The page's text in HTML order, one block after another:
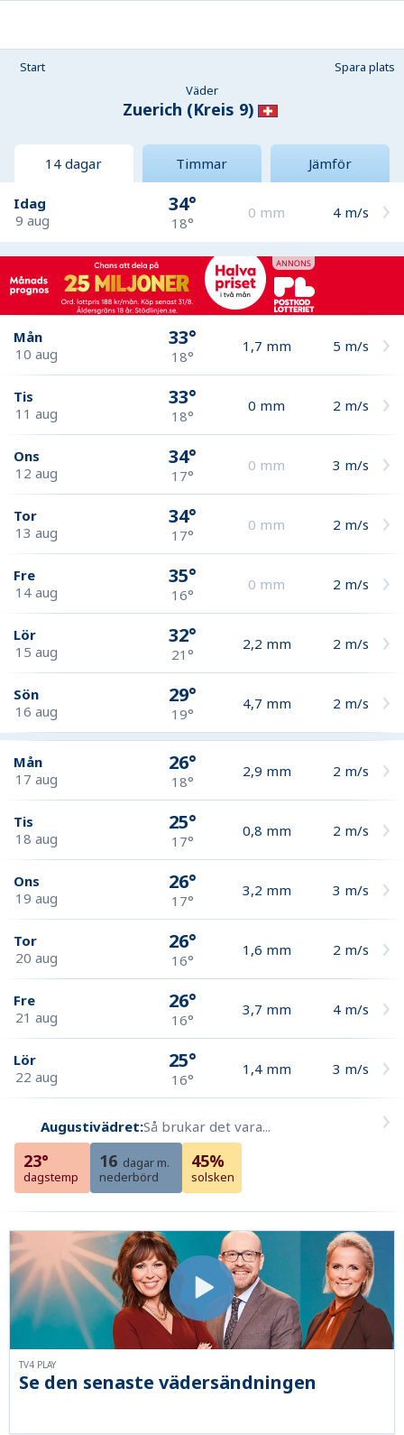
Start
Spara plats
Väder
Zuerich (Kreis 9)
14 dagar Timmar Jämför
Idag
9 aug
34°
18°
0 mm 4 m/s
Mån
10 aug
33°
18°
1,7 mm 5 m/s
Tis
11 aug
33°
18°
0 mm 2 m/s
Ons
12 aug
34°
17°
0 mm 3 m/s
Tor
13 aug
34°
17°
0 mm 2 m/s
Fre
14 aug
35°
16°
0 mm 2 m/s
Lör
15 aug
32°
21°
2,2 mm 2 m/s
Sön
16 aug
29°
19°
4,7 mm 2 m/s
Mån
17 aug
26°
18°
2,9 mm 2 m/s
Tis
18 aug
25°
17°
0,8 mm 2 m/s
Ons
19 aug
26°
17°
3,2 mm 3 m/s
Tor
20 aug
26°
16°
1,6 mm 2 m/s
Fre
21 aug
26°
16°
3,7 mm 4 m/s
Lör
22 aug
25°
16°
1,4 mm 3 m/s
Augustivädret:Så brukar det vara...
23°
dagstemp
16 dagar m.
nederbörd
45%
solsken
Se den senaste vädersändningen
TV4 PLAY